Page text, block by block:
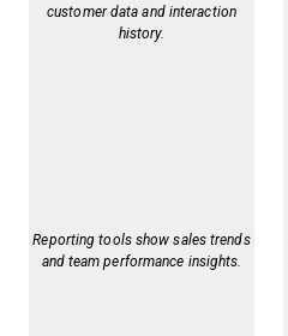
customer data and interaction
history.
Reporting tools show sales trends
and team performance insights.